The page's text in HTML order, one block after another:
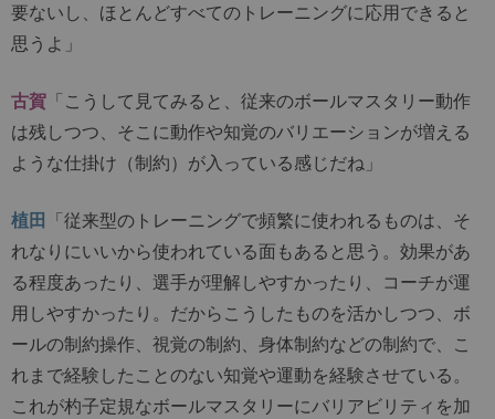
要ないし、ほとんどすべてのトレーニングに応用できると
思うよ」
古賀 「こうして見てみると、従来のボールマスタリー動作
は残しつつ、そこに動作や知覚のバリエーションが増える
ような仕掛け（制約）が入っている感じだね」
植田 「従来型のトレーニングで頻繁に使われるものは、そ
れなりにいいから使われている面もあると思う。効果があ
る程度あったり、選手が理解しやすかったり、コーチが運
用しやすかったり。だからこうしたものを活かしつつ、ボ
ールの制約操作、視覚の制約、身体制約などの制約で、こ
れまで経験したことのない知覚や運動を経験させている。
これが杓子定規なボールマスタリーにバリアビリティを加